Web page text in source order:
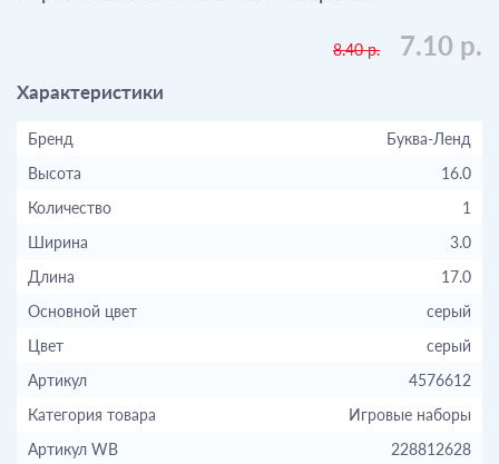
8.40 р. 7.10 р.
Характеристики
Бренд
Буква-Ленд
Высота
16.0
Количество
1
Ширина
3.0
Длина
17.0
Основной цвет
серый
Цвет
серый
Артикул
4576612
Категория товара
Игровые наборы
Артикул WB
228812628